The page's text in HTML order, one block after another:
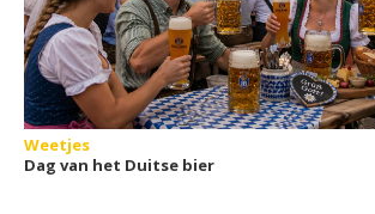
Weetjes
Dag van het Duitse bier